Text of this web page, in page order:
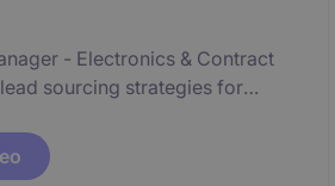
- Electronics & Contract
sourcing strategies for
U.S. and Mexico. This role
qualification, strategic